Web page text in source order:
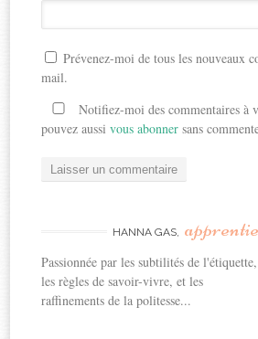
Prévenez-moi de tous les nouveaux
mail.
Notifiez-moi des commentaires à
pouvez aussivous abonner sans
HANNA GAS,
Passionnée par les subtilités de l'étiquette,
les règles de savoir-vivre, et les
raffinements de la politesse...